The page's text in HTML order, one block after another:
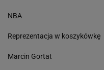
NBA
Reprezentacja w koszykówkę
Marcin Gortat